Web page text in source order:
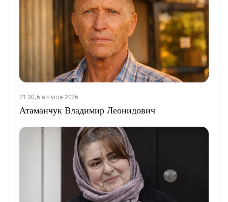
21:30, 6 августа 2026
Атаманчук Владимир Леонидович